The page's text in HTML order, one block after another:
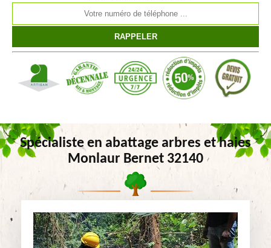
Spécialiste en abattage arbres et haies
Monlaur Bernet 32140